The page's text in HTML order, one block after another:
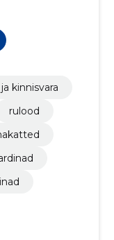
kinnisvara
rulood